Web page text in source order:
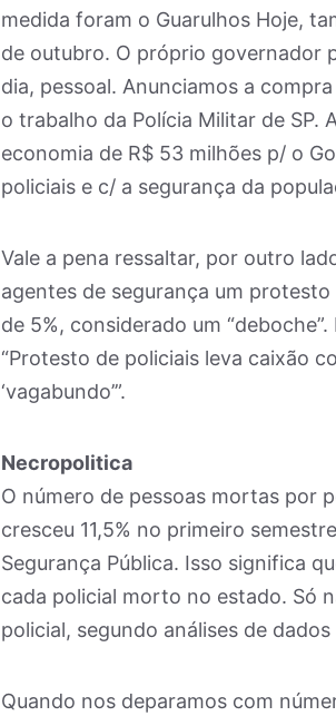
medida foram o Guarulhos Hoje,
de outubro. O próprio governador
dia, pessoal. Anunciamos a
o trabalho da Polícia Militar de
economia de R$ 53 milhões p/ o
policiais e c/ a segurança da
Vale a pena ressaltar, por outro
agentes de segurança um
de 5%, considerado um
“Protesto de policiais leva caixão
‘vagabundo’”.
Necropolitica
O número de pessoas mortas por
cresceu 11,5% no primeiro
Segurança Pública. Isso significa
cada policial morto no estado. Só
policial, segundo análises de
Quando nos deparamos com